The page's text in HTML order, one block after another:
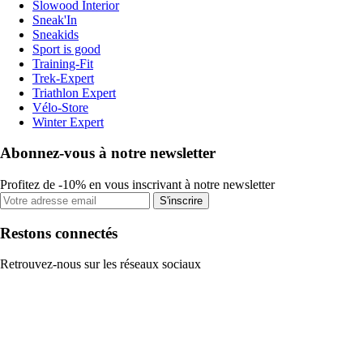
Slowood Interior
Sneak'In
Sneakids
Sport is good
Training-Fit
Trek-Expert
Triathlon Expert
Vélo-Store
Winter Expert
Abonnez-vous à notre newsletter
Profitez de -10% en vous inscrivant à notre newsletter
S'inscrire
Restons connectés
Retrouvez-nous sur les réseaux sociaux